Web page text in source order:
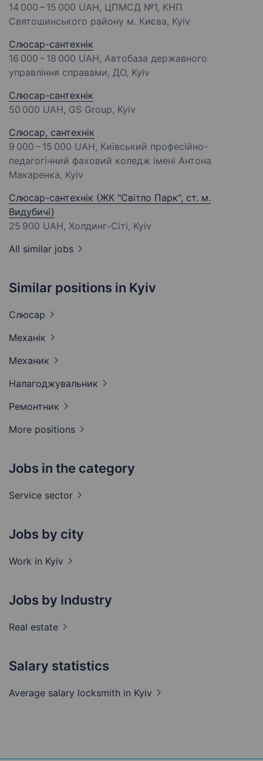
14 000 – 15 000 UAH, ЦПМСД №1, КНП
Святошинського району м. Києва, Kyiv
Слюсар-сантехнік
16 000 – 18 000 UAH, Автобаза державного
управління справами, ДО, Kyiv
Слюсар-сантехнік
50 000 UAH, GS Group, Kyiv
Слюсар, сантехнік
9 000 – 15 000 UAH, Київський професійно-
педагогічний фаховий коледж імені Антона
Макаренка, Kyiv
Слюсар-сантехнік (ЖК "Світло Парк", ст. м.
Видубичі)
25 900 UAH, Холдинг-Сіті, Kyiv
All similar jobs
Similar positions in Kyiv
Слюсар
Механік
Механик
Налагоджувальник
Ремонтник
More positions
Jobs in the category
Service sector
Jobs by city
Work in Kyiv
Jobs by Industry
Real estate
Salary statistics
Average salary locksmith in Kyiv